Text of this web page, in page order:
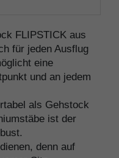
FLIPSTICK aus
für jeden Ausflug
eine
und an jedem
als Gehstock
ist der
denn auf